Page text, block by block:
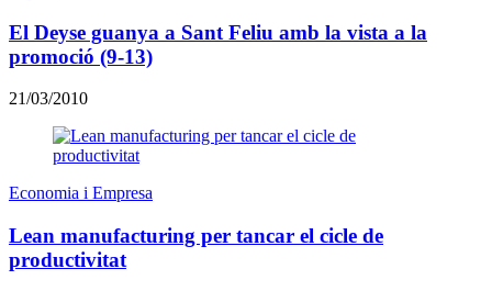
El Deyse guanya a Sant Feliu amb la vista a la
promoció (9-13)
21/03/2010
Economia i Empresa
Lean manufacturing per tancar el cicle de
productivitat